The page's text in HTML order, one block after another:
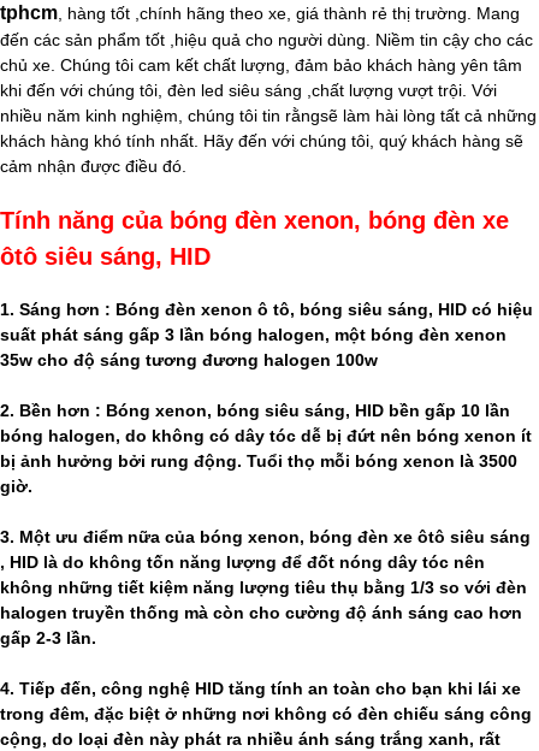
tphcm, hàng tốt ,chính hãng theo xe, giá thành rẻ thị trường. Mang
đến các sản phẩm tốt ,hiệu quả cho người dùng. Niềm tin cậy cho các
chủ xe. Chúng tôi cam kết chất lượng, đảm bảo khách hàng yên tâm
khi đến với chúng tôi, đèn led siêu sáng ,chất lượng vượt trội. Với
nhiều năm kinh nghiệm, chúng tôi tin rằngsẽ làm hài lòng tất cả những
khách hàng khó tính nhất. Hãy đến với chúng tôi, quý khách hàng sẽ
cảm nhận được điều đó.
Tính năng của bóng đèn xenon, bóng đèn xe
ôtô siêu sáng, HID
1. Sáng hơn : Bóng đèn xenon ô tô, bóng siêu sáng, HID có hiệu
suất phát sáng gấp 3 lần bóng halogen, một bóng đèn xenon
35w cho độ sáng tương đương halogen 100w
2. Bền hơn : Bóng xenon, bóng siêu sáng, HID bền gấp 10 lần
bóng halogen, do không có dây tóc dễ bị đứt nên bóng xenon ít
bị ảnh hưởng bởi rung động. Tuổi thọ mỗi bóng xenon là 3500
giờ.
3. Một ưu điểm nữa của bóng xenon, bóng đèn xe ôtô siêu sáng
, HID là do không tốn năng lượng để đốt nóng dây tóc nên
không những tiết kiệm năng lượng tiêu thụ bằng 1/3 so với đèn
halogen truyền thống mà còn cho cường độ ánh sáng cao hơn
gấp 2-3 lần.
4. Tiếp đến, công nghệ HID tăng tính an toàn cho bạn khi lái xe
trong đêm, đặc biệt ở những nơi không có đèn chiếu sáng công
cộng, do loại đèn này phát ra nhiều ánh sáng trắng xanh, rất